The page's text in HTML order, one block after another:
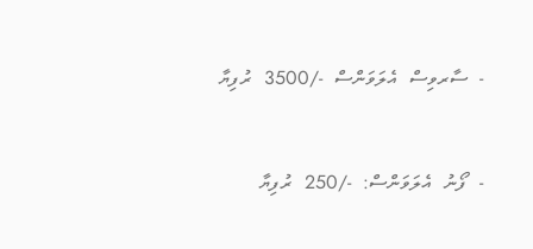
- ސާރވިސް އެލަވަންސް -/3500 ރުފިޔާ
- ފޯނު އެލަވަންސް: -/250 ރުފިޔާ